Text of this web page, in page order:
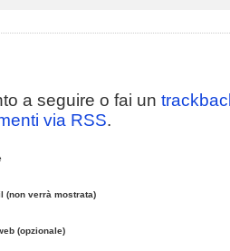
a seguire o fai un
via RSS.
(non verrà mostrata)
(opzionale)